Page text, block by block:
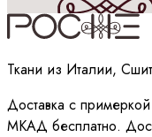
Принимаюполитику
Ткани из Италии,
Доставка с
МКАД бесплатно.